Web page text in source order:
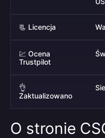
📃 Licencja
💹 Ocena
Trustpilot
👌
Zaktualizowano
O stronie